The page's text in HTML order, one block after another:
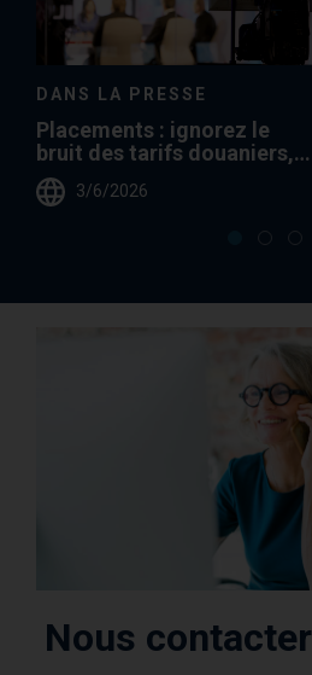
DANS LA PRESSE
Placements : ignorez le
bruit des tarifs douaniers,
les valeurs boursières le
feront3/6/2026
Nous contacter